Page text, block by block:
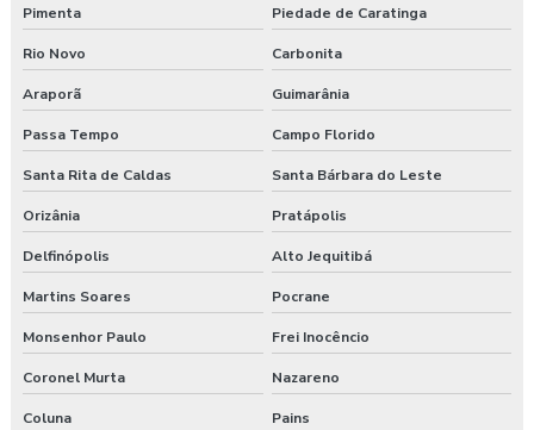
Pimenta Piedade de Caratinga
Rio Novo Carbonita
Araporã Guimarânia
Passa Tempo Campo Florido
Santa Rita de Caldas Santa Bárbara do Leste
Orizânia Pratápolis
Delfinópolis Alto Jequitibá
Martins Soares Pocrane
Monsenhor Paulo Frei Inocêncio
Coronel Murta Nazareno
Coluna Pains